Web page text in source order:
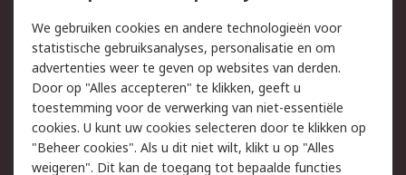
Track & Trace
Wettelijk
Cookiebeleid
Email veiligheid
Privacybeleid
Websitevoorwaarden
We gebruiken cookies en andere technologieën voor
statistische gebruiksanalyses, personalisatie en om
advertenties weer te geven op websites van derden.
Door op "Alles accepteren" te klikken, geeft u
toestemming voor de verwerking van niet-essentiële
cookies. U kunt uw cookies selecteren door te klikken op
"Beheer cookies". Als u dit niet wilt, klikt u op "Alles
weigeren". Dit kan de toegang tot bepaalde functies